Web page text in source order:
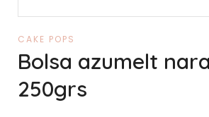
CAKE POPS
Bolsa azumelt
250grs